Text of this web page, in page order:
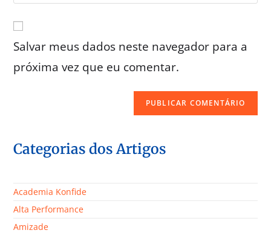
Salvar meus dados neste navegador para a
próxima vez que eu comentar.
Categorias dos Artigos
Academia Konfide
Alta Performance
Amizade